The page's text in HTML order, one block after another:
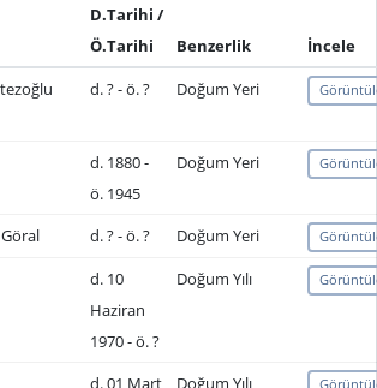
D.Tarihi /
Ö.Tarihi
Benzerlik
İncele
d. ? - ö. ? Doğum Yeri
d. 1880 -
ö. 1945
Doğum Yeri
d. ? - ö. ? Doğum Yeri
d. 10
Haziran
1970 - ö. ?
Doğum Yılı
d. 01 Mart
Doğum Yılı